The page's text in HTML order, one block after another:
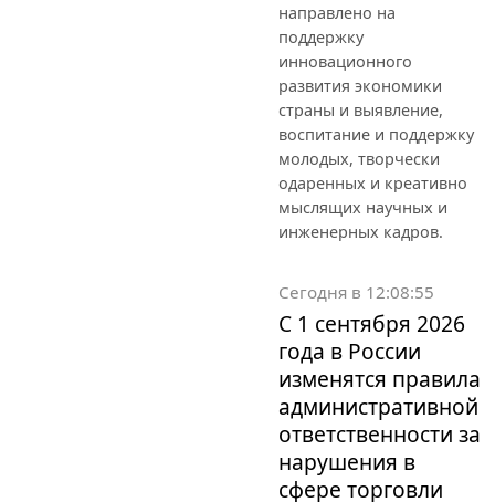
направлено на
поддержку
инновационного
развития экономики
страны и выявление,
воспитание и поддержку
молодых, творчески
одаренных и креативно
мыслящих научных и
инженерных кадров.
Сегодня в 12:08:55
С 1 сентября 2026
года в России
изменятся правила
административной
ответственности за
нарушения в
сфере торговли